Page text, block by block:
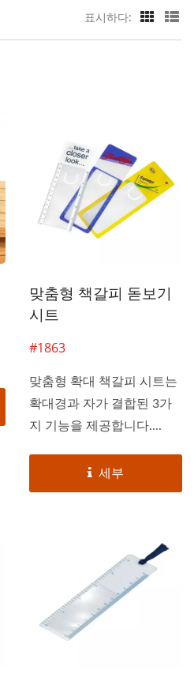
표시하다:
맞춤형 책갈피 돋보기
시트
#1863
맞춤형 확대 책갈피 시트는
확대경과 자가 결합된 3가
지 기능을 제공합니다....
세부